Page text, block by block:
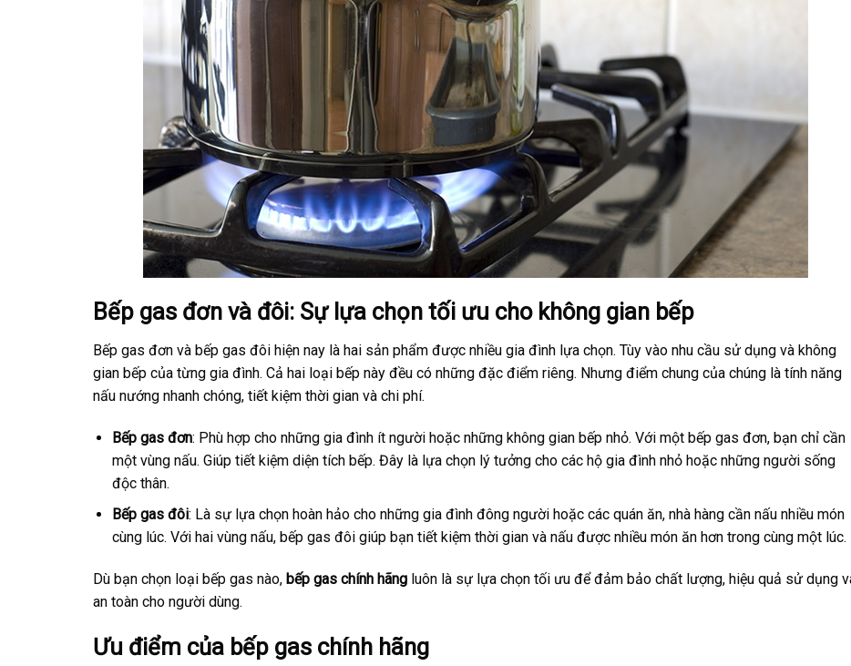
Bếp gas đơn và đôi: Sự lựa chọn tối ưu cho không gian bếp
Bếp gas đơn và bếp gas đôi hiện nay là hai sản phẩm được nhiều gia đình lựa chọn. Tùy vào nhu cầu sử dụng và không
gian bếp của từng gia đình. Cả hai loại bếp này đều có những đặc điểm riêng. Nhưng điểm chung của chúng là tính năng
nấu nướng nhanh chóng, tiết kiệm thời gian và chi phí.
Bếp gas đơn: Phù hợp cho những gia đình ít người hoặc những không gian bếp nhỏ. Với một bếp gas đơn, bạn chỉ cần
một vùng nấu. Giúp tiết kiệm diện tích bếp. Đây là lựa chọn lý tưởng cho các hộ gia đình nhỏ hoặc những người sống
độc thân.
Bếp gas đôi: Là sự lựa chọn hoàn hảo cho những gia đình đông người hoặc các quán ăn, nhà hàng cần nấu nhiều món
cùng lúc. Với hai vùng nấu, bếp gas đôi giúp bạn tiết kiệm thời gian và nấu được nhiều món ăn hơn trong cùng một lúc.
Dù bạn chọn loại bếp gas nào, bếp gas chính hãng luôn là sự lựa chọn tối ưu để đảm bảo chất lượng, hiệu quả sử dụng
an toàn cho người dùng.
Ưu điểm của bếp gas chính hãng